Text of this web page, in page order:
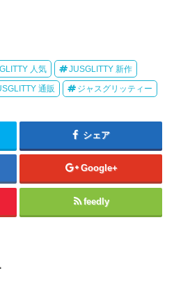
人気 JUSGLITTY 新作
通販 ジャスグリッティー
シェア
Google+
feedly